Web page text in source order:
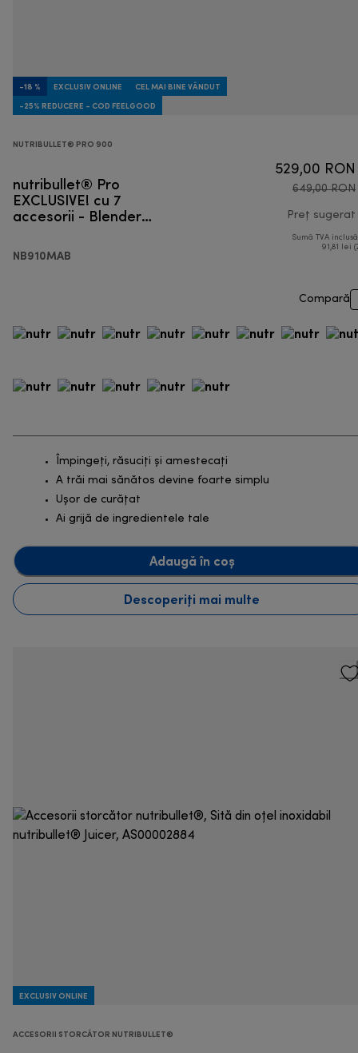
-18 % EXCLUSIV ONLINE
CEL MAI BINE VÂNDUT
-25% REDUCERE - COD FEELGOOD
NUTRIBULLET® PRO 900
nutribullet® Pro
EXCLUSIVE! cu 7
accesorii - Blender
NB910MAB
529,00 RON
649,00 RON
Preț sugerat
Sumă TVA
91,81 lei
Compară
Împingeți, răsuciți și amestecați
A trăi mai sănătos devine foarte simplu
Ușor de curățat
Ai grijă de ingredientele tale
Adaugă în coș
Descoperiți mai multe
EXCLUSIV ONLINE
ACCESORII STORCĂTOR NUTRIBULLET®